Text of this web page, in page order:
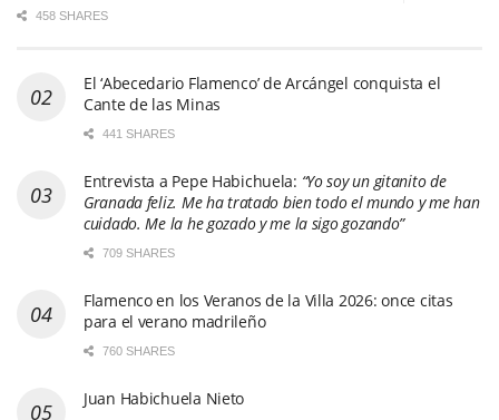
458 SHARES
El ‘Abecedario Flamenco’ de Arcángel conquista el
Cante de las Minas
441 SHARES
Entrevista a Pepe Habichuela: “Yo soy un gitanito de
Granada feliz. Me ha tratado bien todo el mundo y me han
cuidado. Me la he gozado y me la sigo gozando”
709 SHARES
Flamenco en los Veranos de la Villa 2026: once citas
para el verano madrileño
760 SHARES
Juan Habichuela Nieto